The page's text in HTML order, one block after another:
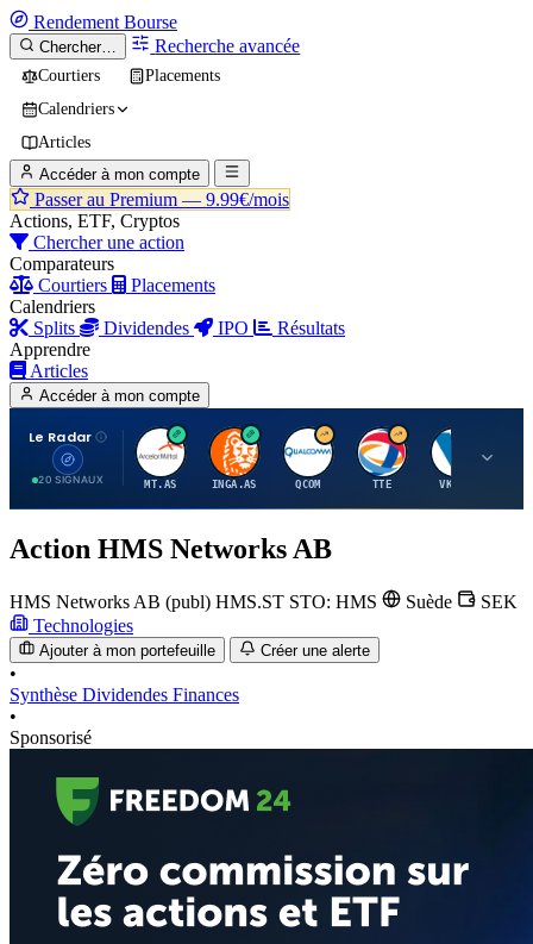
Rendement Bourse
Chercher… Recherche avancée
Courtiers
Placements
Calendriers
Articles
Accéder à mon compte
Passer au Premium — 9.99€/mois
Actions, ETF, Cryptos
Chercher une action
Comparateurs
Courtiers
Placements
Calendriers
Splits
Dividendes IPO
Résultats
Apprendre
Articles
Accéder à mon compte
Le Radar
20 SIGNAUX
A
MT.AS
I
INGA.AS
Q
QCOM
T
TTE VK.PA
Action HMS Networks AB
HMS Networks AB (publ) HMS.ST STO: HMS Suède
SEK
Technologies
Ajouter à mon portefeuille Créer une alerte
•
Synthèse Dividendes Finances
•
Sponsorisé